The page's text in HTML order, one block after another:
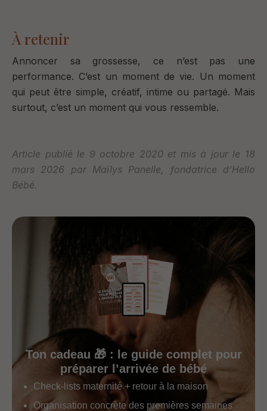
À retenir
Annoncer sa grossesse, ce n’est pas une
performance. C’est un moment de vie. Un moment
qui peut être simple, créatif, intime ou partagé. Mais
surtout, c’est un moment qui vous ressemble.
Article publié le 9 octobre 2020 et mis à jour le 18
mars 2026 par Maïlys Panelle, fondatrice d’Hello
Bébé.
Ton cadeau 🎁 : le guide complet pour
préparer l’arrivée de bébé
Check-lists maternité + retour à la maison
Organisation concrète des premières semaines